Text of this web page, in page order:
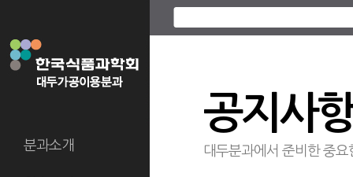
분과소개
공지사
대두분과에서 준비한 중